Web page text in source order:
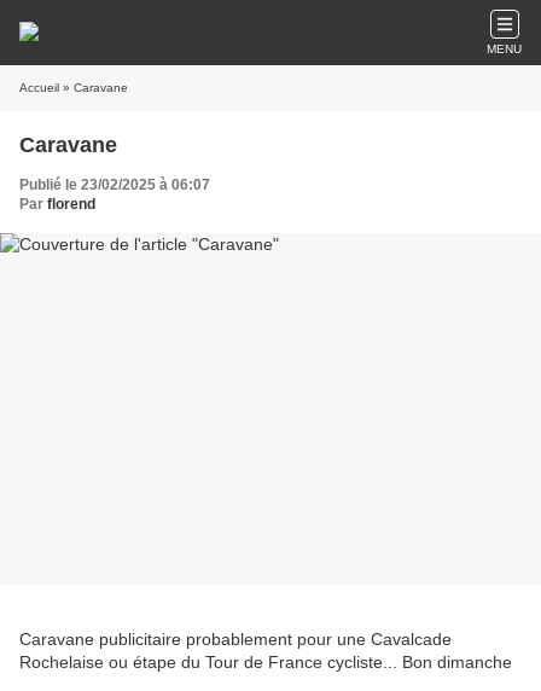
MENU
Accueil » Caravane
Caravane
Publié le 23/02/2025 à 06:07
Par florend
Caravane publicitaire probablement pour une Cavalcade
Rochelaise ou étape du Tour de France cycliste... Bon dimanche